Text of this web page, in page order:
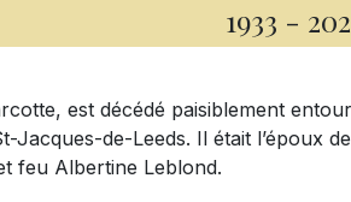
1933 -
est décédé paisiblement
Jacques-de-Leeds. Il était l’époux
feu Albertine Leblond.